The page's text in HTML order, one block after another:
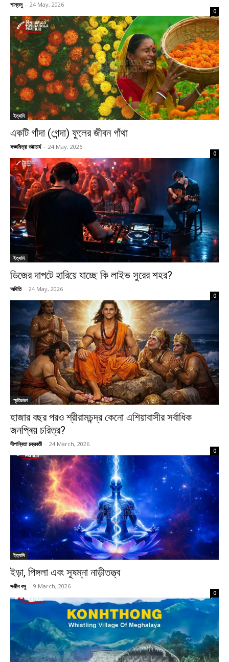
শান্তনু - 24 May, 2026
0
ইত্যাদি
একটি গাঁদা (গেন্দা) ফুলের জীবন গাঁথা
সঙ্ঘমিত্রা ভট্টাচার্য - 24 May, 2026
0
ইত্যাদি
ডিজের দাপটে হারিয়ে যাচ্ছে কি লাইভ সুরের শহর?
অদিতি - 24 May, 2026
0
স্মৃতিচারণ
হাজার বছর পরও শ্রীরামচন্দ্র কেনো এশিয়াবাসীর সর্বাধিক
জনপ্ৰিয় চরিত্র?
দীপান্বিতা চক্রবর্তী - 24 March, 2026
0
ইত্যাদি
ইড়া, পিঙ্গলা এবং সুষম্না নাড়ীতত্ত্ব
সঞ্জীব বসু - 9 March, 2026
0